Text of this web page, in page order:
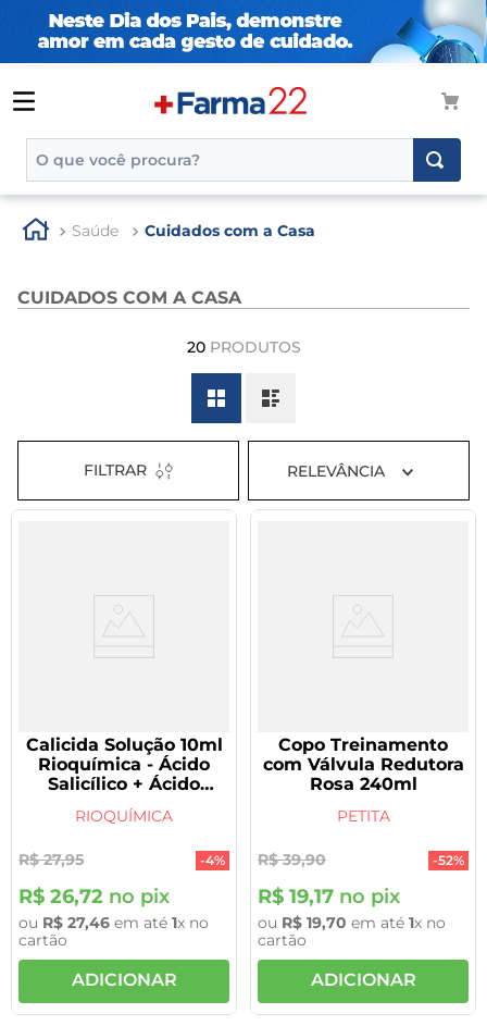
TERMOS MAIS BUSCADOS
1º
tadalafila
3º
generico
dipirona
8º
tadalafila 5mg
Saúde Cuidados com a Casa
CUIDADOS COM A CASA
20 PRODUTOS
FILTRAR RELEVÂNCIA
Calicida Solução 10ml
Rioquímica - Ácido
Salicílico + Ácido
Lático
RIOQUÍMICA
R$ 27,95 -4%
R$ 26,72 no pix
ou R$ 27,46 em até 1x no
cartão
ADICIONAR
Copo Treinamento
com Válvula Redutora
Rosa 240ml
PETITA
R$ 39,90 -52%
R$ 19,17 no pix
ou R$ 19,70 em até 1x no
cartão
ADICIONAR